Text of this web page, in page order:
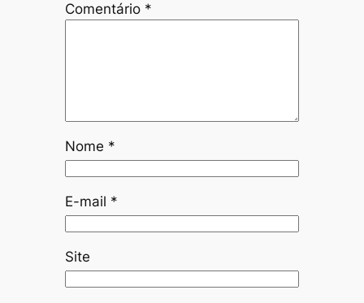
Comentário *
Nome *
E-mail *
Site